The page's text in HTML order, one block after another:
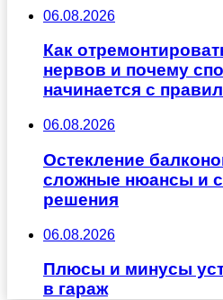
06.08.2026
Как
нервов и почему
начинается с
06.08.2026
Остекление
сложные нюансы и
решения
06.08.2026
Плюсы и минусы
в гараж